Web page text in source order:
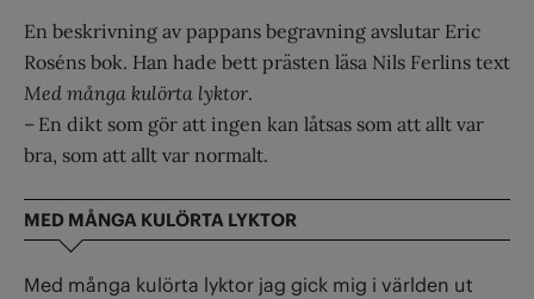
En beskrivning av pappans begravning avslutar Eric
Roséns bok. Han hade bett prästen läsa Nils Ferlins text
Med många kulörta lyktor.
– En dikt som gör att ingen kan låtsas som att allt var
bra, som att allt var normalt.
MED MÅNGA KULÖRTA LYKTOR
Med många kulörta lyktor jag gick mig i världen ut